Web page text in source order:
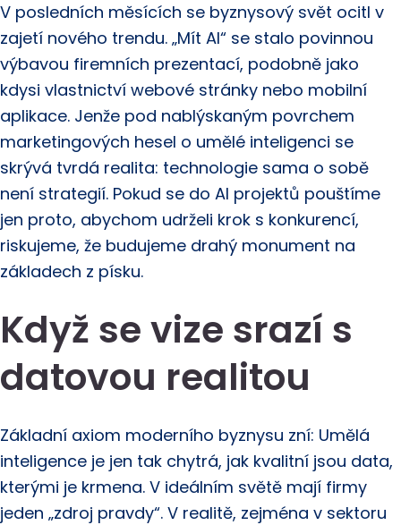
V posledních měsících se byznysový svět ocitl v
zajetí nového trendu. „Mít AI“ se stalo povinnou
výbavou firemních prezentací, podobně jako
kdysi vlastnictví webové stránky nebo mobilní
aplikace. Jenže pod nablýskaným povrchem
marketingových hesel o umělé inteligenci se
skrývá tvrdá realita: technologie sama o sobě
není strategií. Pokud se do AI projektů pouštíme
jen proto, abychom udrželi krok s konkurencí,
riskujeme, že budujeme drahý monument na
základech z písku.
Když se vize srazí s
datovou realitou
Základní axiom moderního byznysu zní: Umělá
inteligence je jen tak chytrá, jak kvalitní jsou data,
kterými je krmena. V ideálním světě mají firmy
jeden „zdroj pravdy“. V realitě, zejména v sektoru